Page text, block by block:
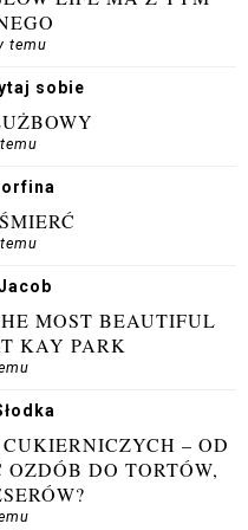
temu
sobie
MOST BEAUTIFUL
KAY PARK
– OD
DO TORTÓW,